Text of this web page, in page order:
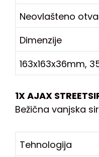
Neovlašteno
Dimenzije
163x163x36mm,
1X AJAX
Bežična vanjska
Tehnologija